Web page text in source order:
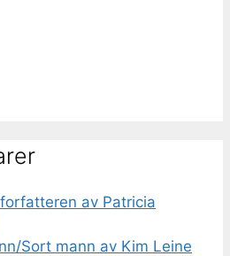
av Patricia
Sort mann av Kim Leine